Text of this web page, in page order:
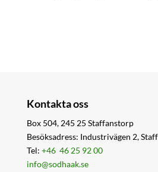
Kontakta oss
Box 504, 245 25 Staffanstorp
Besöksadress: Industrivägen 2,
Tel: +46 46 25 92 00
info@sodhaak.se